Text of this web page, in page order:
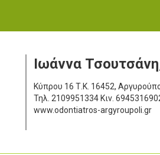
Ιωάννα
Κύπρου 16 Τ.Κ. 16452,
Τηλ. 2109951334 Κιν.
www.odontiatros-argyroupoli.gr